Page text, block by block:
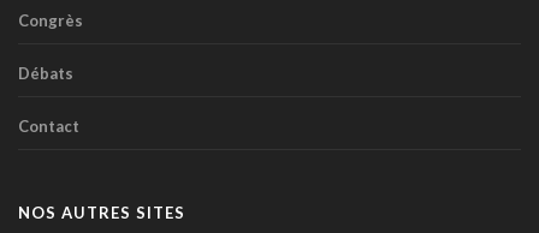
Alzheimer: un score prédit la démence dix ans avant les
symptômes
transparence
Littératie en santé digitale: une matinée d'information
Congrès
Débats
Contact
NOS AUTRES SITES